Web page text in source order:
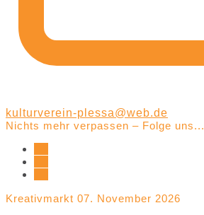
kulturverein-plessa@web.de
Nichts mehr verpassen – Folge uns...
Kreativmarkt 07. November 2026